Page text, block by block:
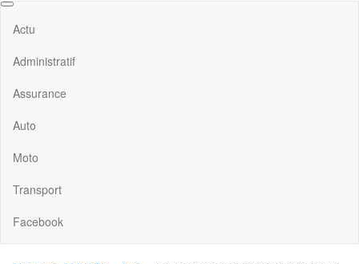
BMW Z1
L'actualité auto / moto
Actu
Administratif
Assurance
Auto
Moto
Transport
Facebook